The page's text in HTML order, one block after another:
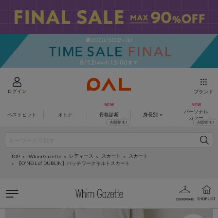
ログイン ブランド
ベストヒット オトナ 骨格診断 身長別
パーソナル
カラー
TOP Whim Gazette レディース スカート
スカート
【O'NEIL of DUBLIN】パッチワークキルトスカート